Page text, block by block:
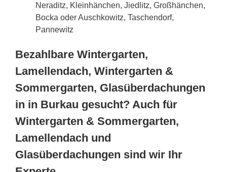
Neraditz, Kleinhänchen, Jiedlitz, Großhänchen,
Bocka oder Auschkowitz, Taschendorf,
Pannewitz
Bezahlbare Wintergarten,
Lamellendach, Wintergarten &
Sommergarten, Glasüberdachungen
in in Burkau gesucht? Auch für
Wintergarten & Sommergarten,
Lamellendach und
Glasüberdachungen sind wir Ihr